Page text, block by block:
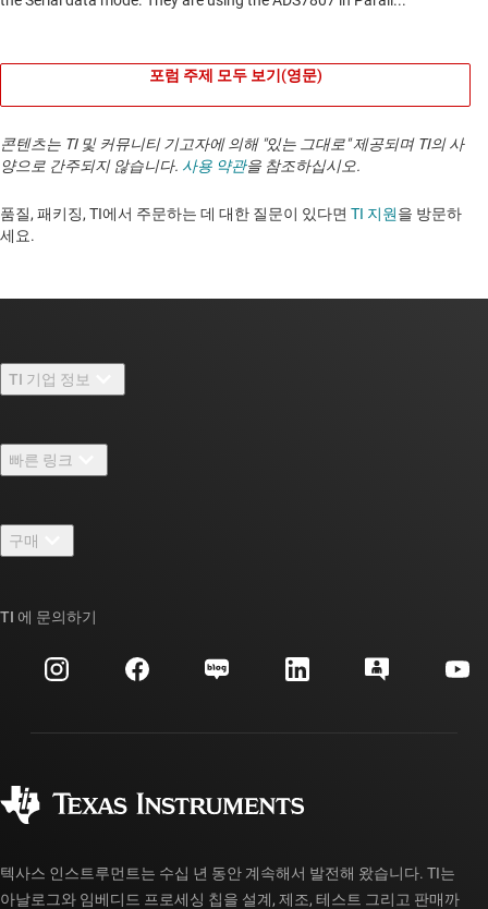
포럼 주제 모두 보기(영문)
콘텐츠는 TI 및 커뮤니티 기고자에 의해 "있는 그대로" 제공되며 TI의 사
양으로 간주되지 않습니다. 사용 약관을 참조하십시오.
품질, 패키징, TI에서 주문하는 데 대한 질문이 있다면 TI 지원을 방문하
세요. ​​​​​​​​​​​​​​
TI 기업 정보
채용
뉴스룸
이벤트
투자 관계
빠른 링크
TI E2E™ 설계 지원 포럼
대체품 검색
고객 지원 센터
myTI 계정 FAQ
구매
주문 FAQ
TI 에 문의하기
텍사스 인스트루먼트는 수십 년 동안 계속해서 발전해 왔습니다. TI는
아날로그와 임베디드 프로세싱 칩을 설계, 제조, 테스트 그리고 판매까